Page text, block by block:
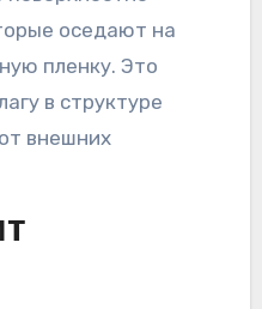
оседают на
пленку. Это
в структуре
внешних